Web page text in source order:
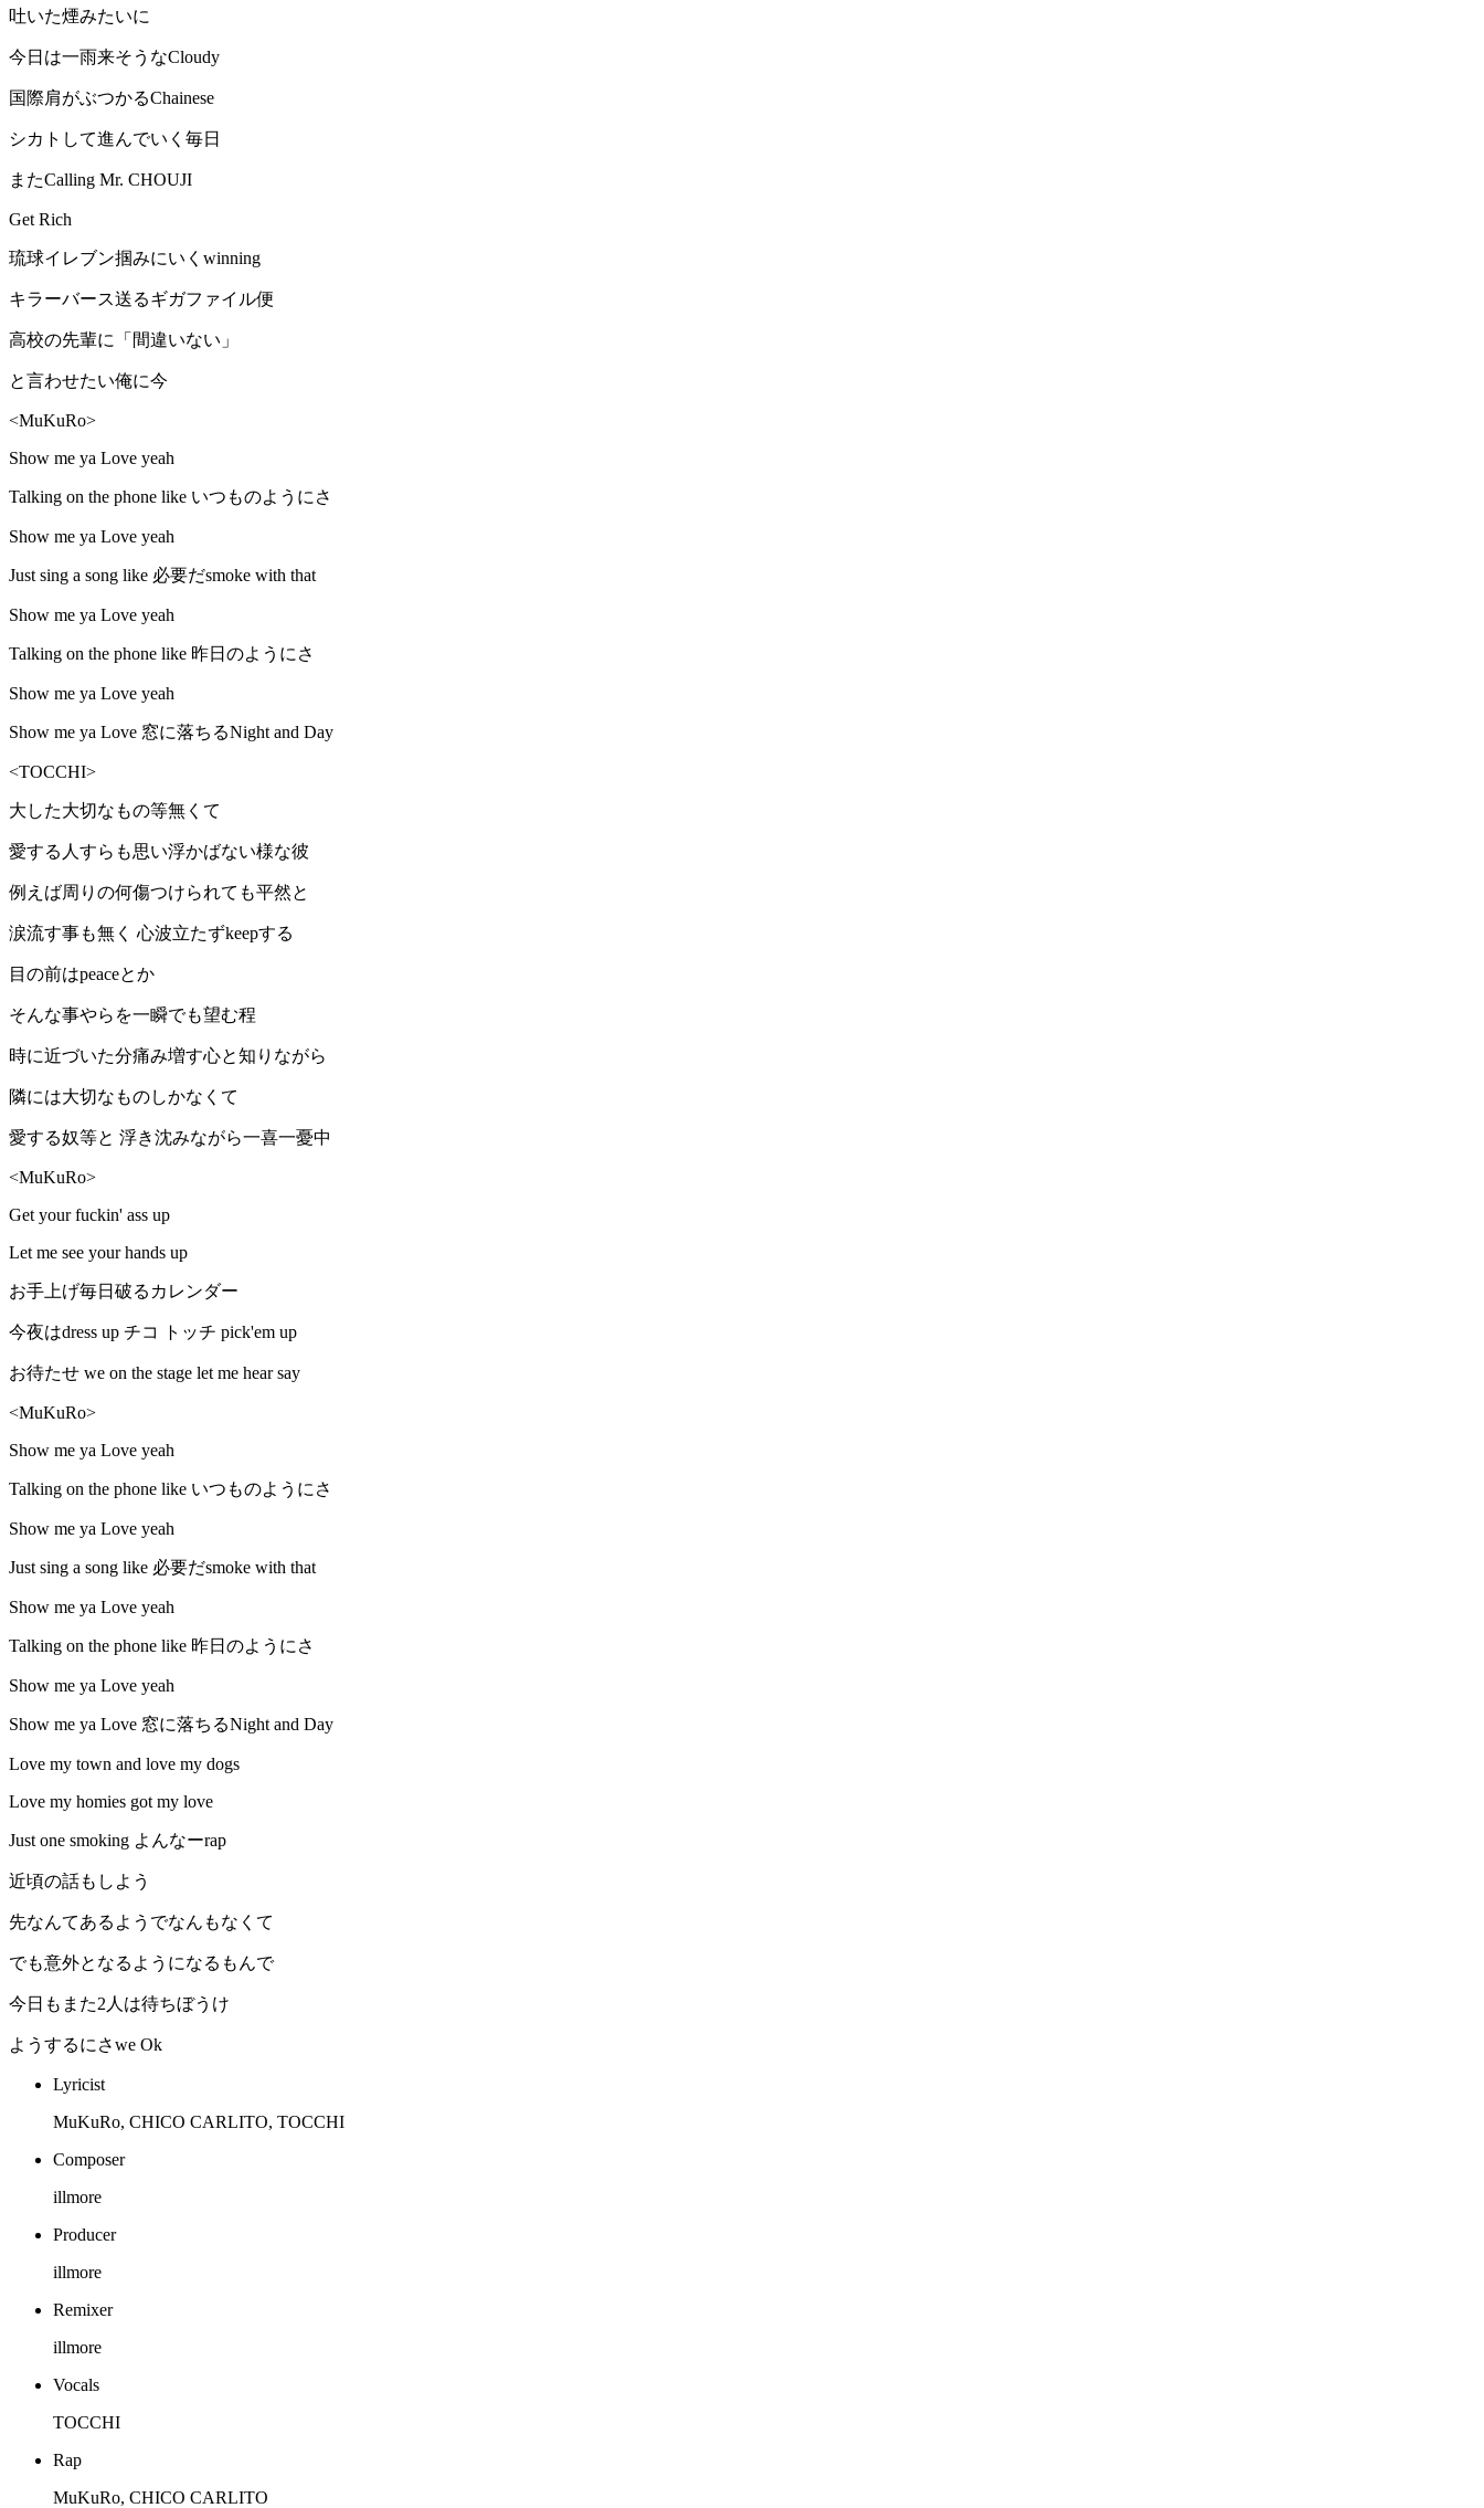
吐いた煙みたいに
今日は一雨来そうなCloudy
国際肩がぶつかるChainese
シカトして進んでいく毎日
またCalling Mr. CHOUJI
Get Rich
琉球イレブン掴みにいくwinning
キラーバース送るギガファイル便
高校の先輩に「間違いない」
と言わせたい俺に今
<MuKuRo>
Show me ya Love yeah
Talking on the phone like いつものようにさ
Show me ya Love yeah
Just sing a song like 必要だsmoke with that
Show me ya Love yeah
Talking on the phone like 昨日のようにさ
Show me ya Love yeah
Show me ya Love 窓に落ちるNight and Day
<TOCCHI>
大した大切なもの等無くて
愛する人すらも思い浮かばない様な彼
例えば周りの何傷つけられても平然と
涙流す事も無く 心波立たずkeepする
目の前はpeaceとか
そんな事やらを一瞬でも望む程
時に近づいた分痛み増す心と知りながら
隣には大切なものしかなくて
愛する奴等と 浮き沈みながら一喜一憂中
<MuKuRo>
Get your fuckin' ass up
Let me see your hands up
お手上げ毎日破るカレンダー
今夜はdress up チコ トッチ pick'em up
お待たせ we on the stage let me hear say
<MuKuRo>
Show me ya Love yeah
Talking on the phone like いつものようにさ
Show me ya Love yeah
Just sing a song like 必要だsmoke with that
Show me ya Love yeah
Talking on the phone like 昨日のようにさ
Show me ya Love yeah
Show me ya Love 窓に落ちるNight and Day
Love my town and love my dogs
Love my homies got my love
Just one smoking よんなーrap
近頃の話もしよう
先なんてあるようでなんもなくて
でも意外となるようになるもんで
今日もまた2人は待ちぼうけ
ようするにさwe Ok
Lyricist
MuKuRo, CHICO CARLITO, TOCCHI
Composer
illmore
Producer
illmore
Remixer
illmore
Vocals
TOCCHI
Rap
MuKuRo, CHICO CARLITO